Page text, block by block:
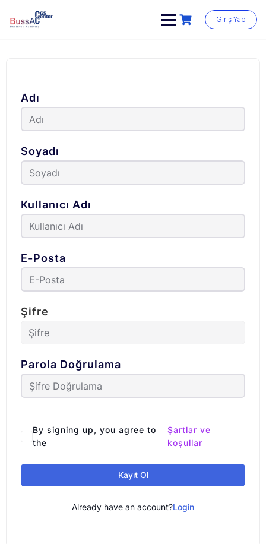
content
Giriş Yap
Adı
Soyadı
Kullanıcı Adı
E-Posta
Şifre
Parola Doğrulama
By signing up, you agree to
the
Şartlar ve
koşullar
Kayıt Ol
Already have an account?Login